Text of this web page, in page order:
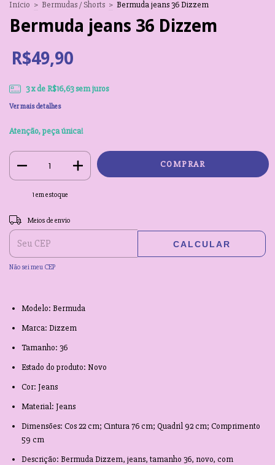
Início > Bermudas / Shorts > Bermuda jeans 36 Dizzem
Bermuda jeans 36 Dizzem
R$49,90
3x deR$16,63sem juros
Ver mais detalhes
Atenção, peça única!
1 em estoque
Entregas para o CEP:
Meios de envio
CALCULAR
Não sei meu CEP
Modelo: Bermuda
Marca: Dizzem
Tamanho: 36
Estado do produto: Novo
Cor: Jeans
Material: Jeans
Dimensões: Cos 22 cm; Cintura 76 cm; Quadril 92 cm; Comprimento
59 cm
Descrição: Bermuda Dizzem, jeans, tamanho 36, novo, com